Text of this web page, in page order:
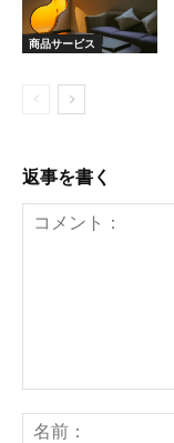
商品サービス
返事を書く